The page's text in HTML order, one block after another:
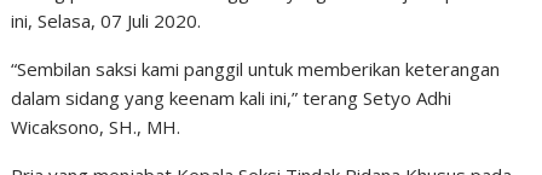
ini, Selasa, 07 Juli 2020.
“Sembilan saksi kami panggil untuk memberikan keterangan
dalam sidang yang keenam kali ini,” terang Setyo Adhi
Wicaksono, SH., MH.